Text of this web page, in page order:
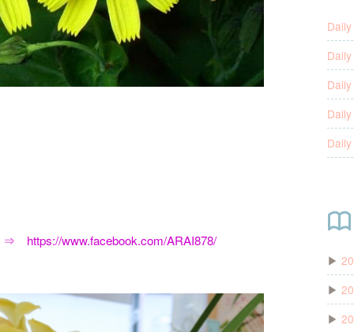
⇒ https://www.facebook.com/ARAI878/
▶
▶
▶